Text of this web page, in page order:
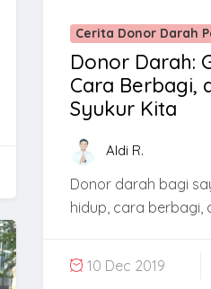
Cerita Donor Darah
Donor Darah:
Cara Berbagi,
Syukur Kita
Aldi R.
Donor darah bagi
hidup, cara berbagi,
10 Dec 2019